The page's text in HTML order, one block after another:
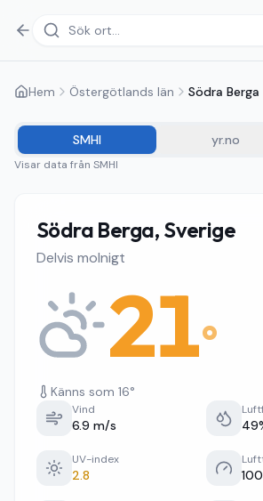
Hem Östergötlands län Södra Berga
SMHI yr.no
Visar data från SMHI
Södra Berga, Sverige
Delvis molnigt
21°
Känns som 16°
Vind
6.9 m/s
UV-index
2.8